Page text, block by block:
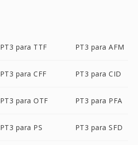
PT3 para TTF PT3 para AFM
PT3 para CFF PT3 para CID
PT3 para OTF PT3 para PFA
PT3 para PS PT3 para SFD